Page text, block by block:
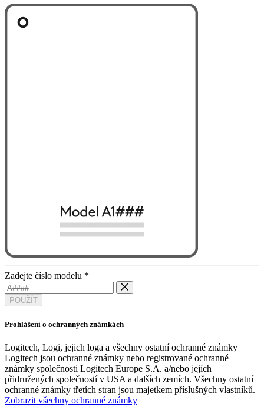
Zadejte číslo modelu *
POUŽÍT
Prohlášení o ochranných známkách
Logitech, Logi, jejich loga a všechny ostatní ochranné známky
Logitech jsou ochranné známky nebo registrované ochranné
známky společnosti Logitech Europe S.A. a/nebo jejích
přidružených společností v USA a dalších zemích. Všechny ostatní
ochranné známky třetích stran jsou majetkem příslušných vlastníků.
Zobrazit všechny ochranné známky